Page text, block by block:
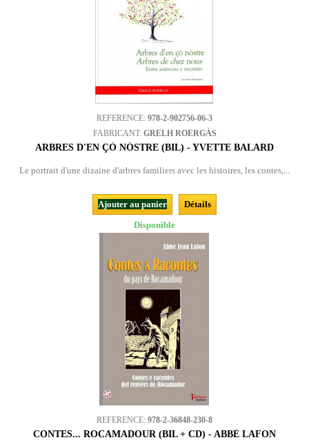
REFERENCE: 978-2-902756-06-3
FABRICANT: GRELH ROERGÀS
ARBRES D'EN ÇÒ NÒSTRE (BIL) - YVETTE BALARD
Le portrait d'une dizaine d'arbres familiers avec les histoires, les contes,...
Ajouter au panier
Détails
Disponible
REFERENCE: 978-2-36848-230-8
CONTES... ROCAMADOUR (BIL + CD) - ABBÉ LAFON